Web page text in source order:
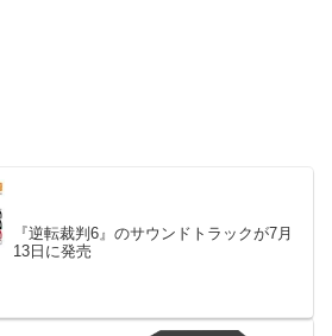
『逆転裁判6』のサウンドトラックが7月
13日に発売